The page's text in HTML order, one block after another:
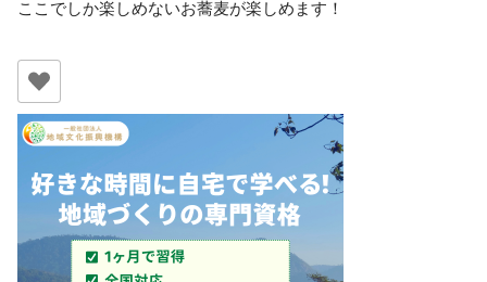
ここでしか楽しめないお蕎麦が楽しめます！